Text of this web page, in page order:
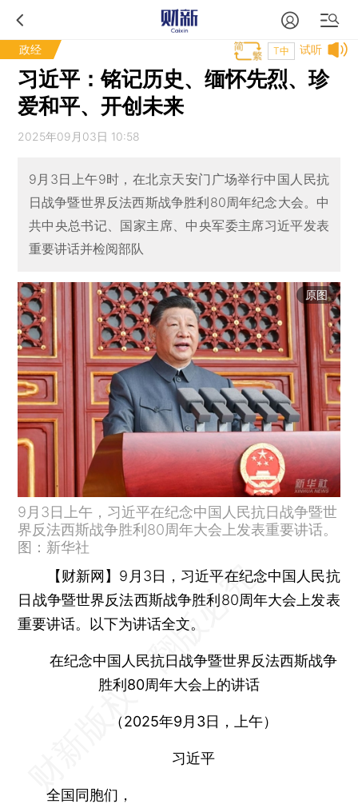
政经 试听
T中
习近平：铭记历史、缅怀先烈、珍
爱和平、开创未来
2025年09月03日 10:58
9月3日上午9时，在北京天安门广场举行中国人民抗
日战争暨世界反法西斯战争胜利80周年纪念大会。中
共中央总书记、国家主席、中央军委主席习近平发表
重要讲话并检阅部队
原图
9月3日上午，习近平在纪念中国人民抗日战争暨世
界反法西斯战争胜利80周年大会上发表重要讲话。
图：新华社
【财新网】 9月3日，习近平在纪念中国人民抗
日战争暨世界反法西斯战争胜利80周年大会上发表
重要讲话。以下为讲话全文。
在纪念中国人民抗日战争暨世界反法西斯战争
胜利80周年大会上的讲话
（2025年9月3日，上午）
习近平
全国同胞们，